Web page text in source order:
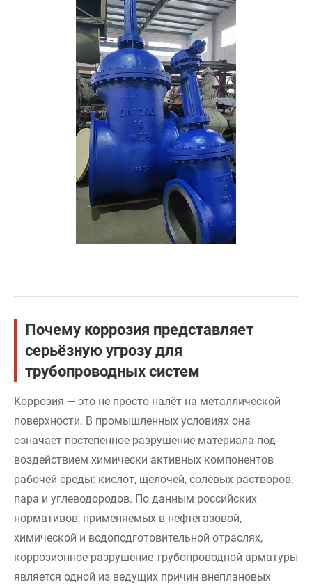
Почему коррозия представляет
серьёзную угрозу для
трубопроводных систем
Коррозия — это не просто налёт на металлической
поверхности. В промышленных условиях она
означает постепенное разрушение материала под
воздействием химически активных компонентов
рабочей среды: кислот, щелочей, солевых растворов,
пара и углеводородов. По данным российских
нормативов, применяемых в нефтегазовой,
химической и водоподготовительной отраслях,
коррозионное разрушение трубопроводной арматуры
является одной из ведущих причин внеплановых